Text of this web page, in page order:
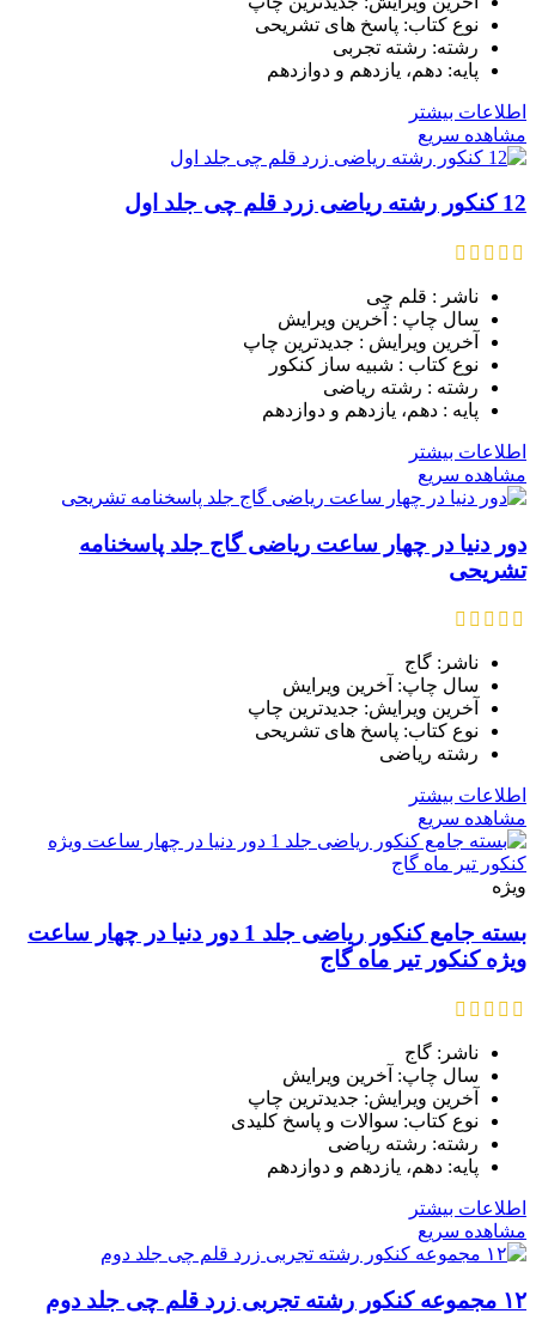
نوع کتاب: پاسخ های تشریحی
رشته: رشته تجربی
پایه: دهم، یازدهم و دوازدهم
اطلاعات بیشتر
مشاهده سریع
12 کنکور رشته ریاضی زرد قلم چی جلد اول
ناشر : قلم چی
سال چاپ : آخرین ویرایش
آخرین ویرایش : جدیدترین چاپ
نوع کتاب : شبیه ساز کنکور
رشته : رشته ریاضی
پایه : دهم، یازدهم و دوازدهم
اطلاعات بیشتر
مشاهده سریع
دور دنیا در چهار ساعت ریاضی گاج جلد پاسخنامه
تشریحی
ناشر: گاج
سال چاپ: آخرین ویرایش
آخرین ویرایش: جدیدترین چاپ
نوع کتاب: پاسخ های تشریحی
رشته ریاضی
اطلاعات بیشتر
مشاهده سریع
ویژه
بسته جامع کنکور ریاضی جلد 1 دور دنیا در چهار ساعت
ویژه کنکور تیر ماه گاج
ناشر: گاج
سال چاپ: آخرین ویرایش
آخرین ویرایش: جدیدترین چاپ
نوع کتاب: سوالات و پاسخ کلیدی
رشته: رشته ریاضی
پایه: دهم، یازدهم و دوازدهم
اطلاعات بیشتر
مشاهده سریع
۱۲ مجموعه کنکور رشته تجربی زرد قلم چی جلد دوم